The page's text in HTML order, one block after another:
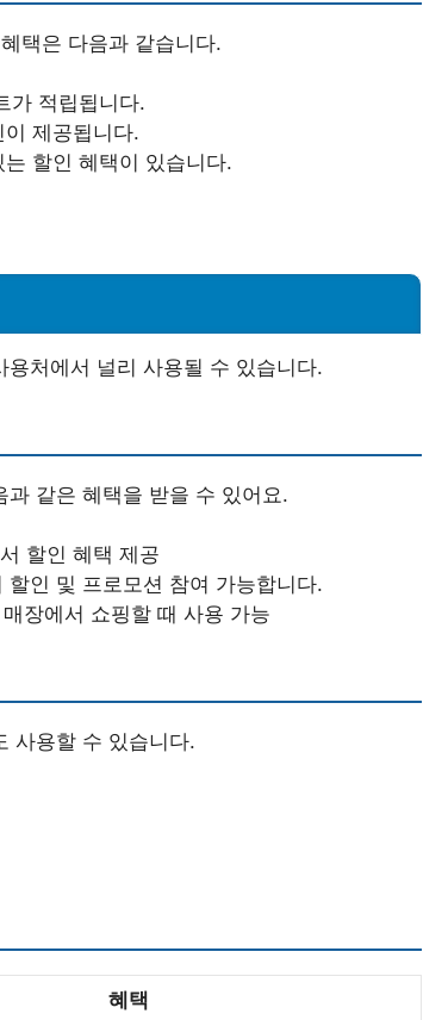
택은 다음과 같습니다.
가 적립됩니다.
제공됩니다.
할인 혜택이 있습니다.
처에서 널리 사용될 수 있습니다.
같은 혜택을 받을 수 있어요.
할인 혜택 제공
할인 및 프로모션 참여 가능합니다.
장에서 쇼핑할 때 사용 가능
사용할 수 있습니다.
혜택